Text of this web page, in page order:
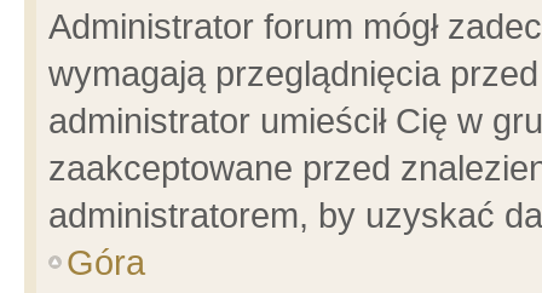
Administrator forum mógł
wymagają przeglądnięcia
administrator umieścił Cię w
zaakceptowane przed
administratorem, by uzyskać
Góra